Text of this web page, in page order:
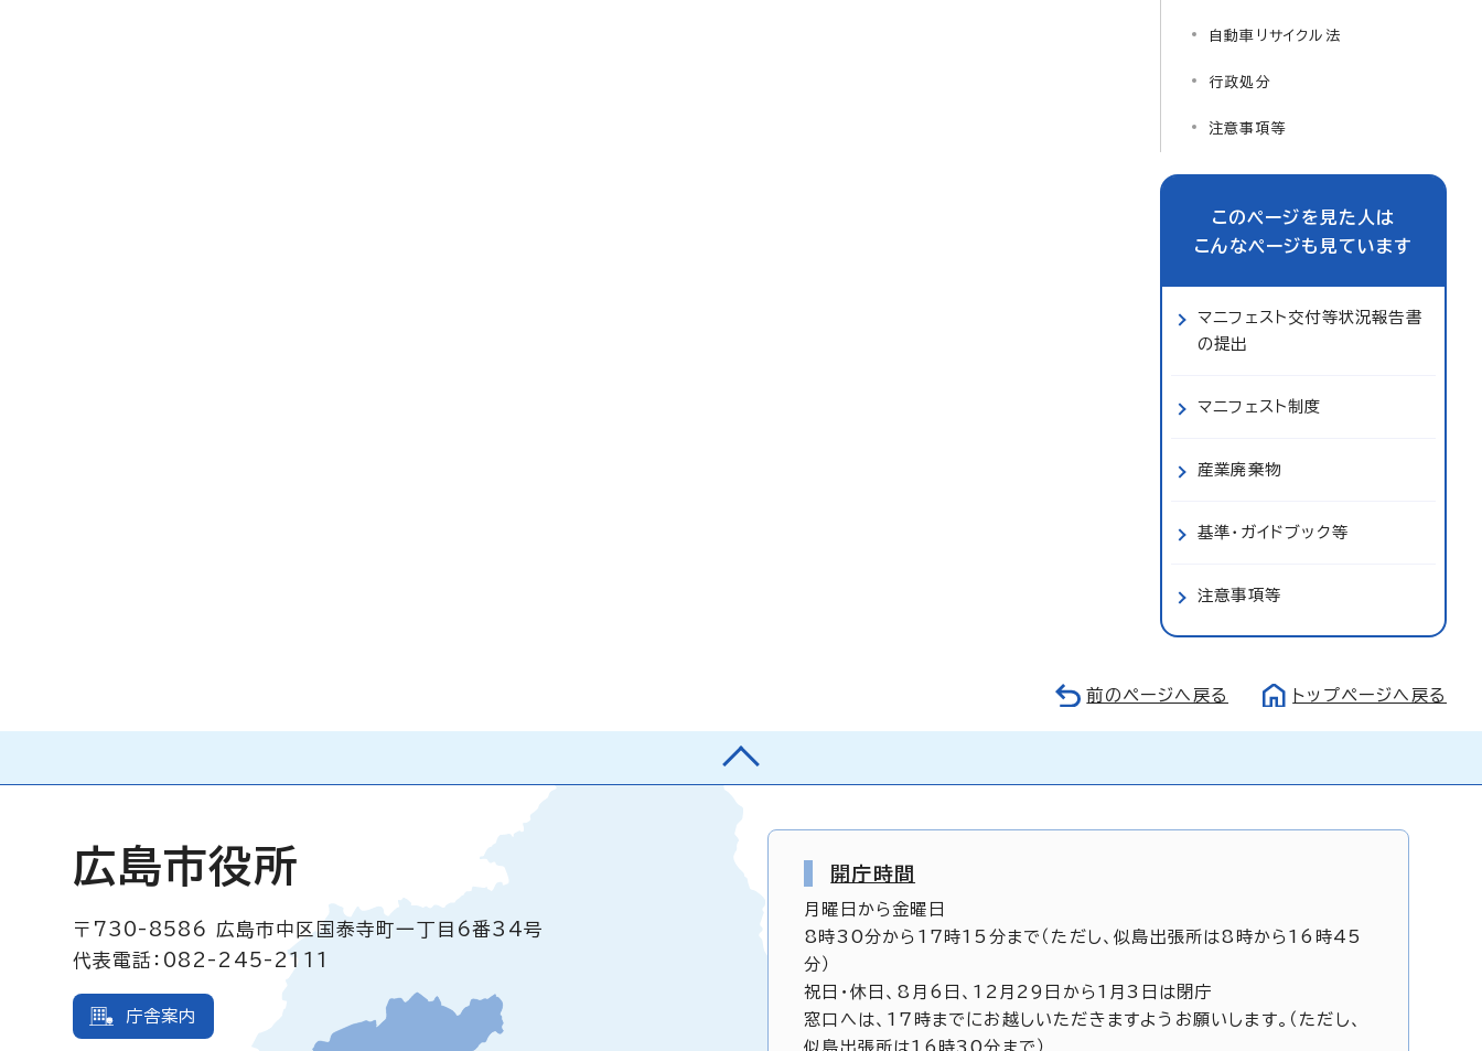
自動車リサイクル法
行政処分
注意事項等
このページを見た人は
こんなページも見ています
マニフェスト交付等状況報告書
の提出
マニフェスト制度
産業廃棄物
基準・ガイドブック等
注意事項等
前のページへ戻る トップページへ戻る
広島市役所
〒730-8586
広島市中区国泰寺町一丁目6番34号
代表電話：082-245-2111
庁舎案内
開庁時間
月曜日から金曜日
8時30分から17時15分まで（ただし、似島出張所は8時から16時45
分）
祝日・休日、8月6日、12月29日から1月3日は閉庁
窓口へは、17時までにお越しいただきますようお願いします。（ただし、
似島出張所は16時30分まで）